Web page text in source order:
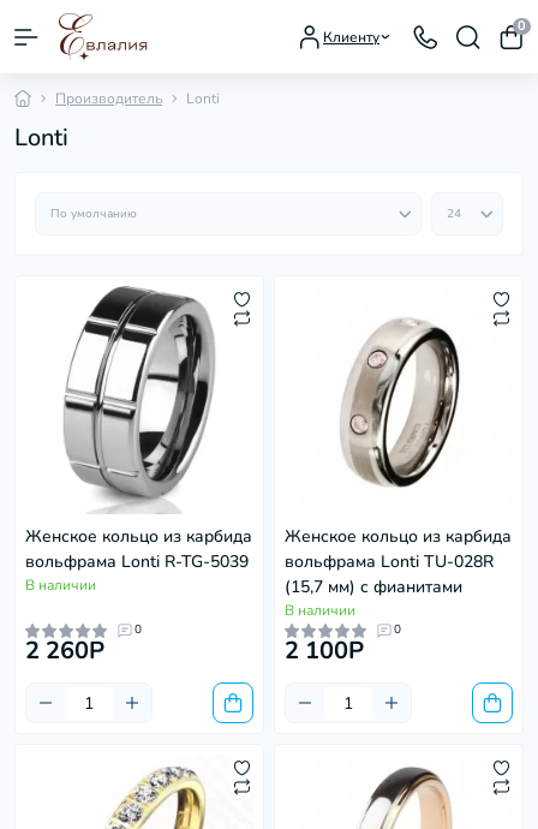
Клиенту
0
Производитель Lonti
Lonti
Женское кольцо из карбида
вольфрама Lonti R-TG-5039
В наличии
0
2 260P
Женское кольцо из карбида
вольфрама Lonti TU-028R
(15,7 мм) с фианитами
В наличии
0
2 100P